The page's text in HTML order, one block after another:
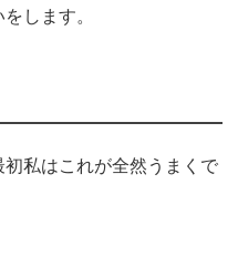
します。
私はこれが全然うまくで